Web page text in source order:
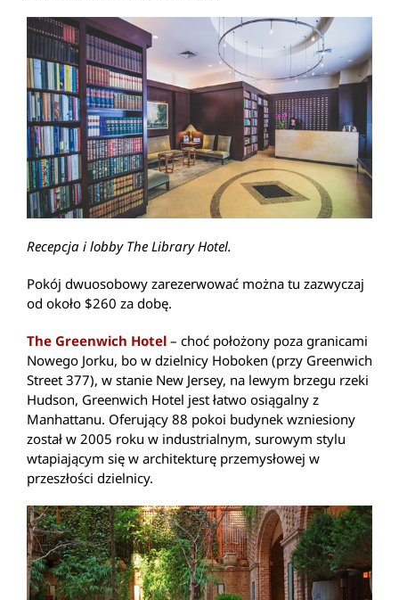
Recepcja i lobby The Library Hotel.
Pokój dwuosobowy zarezerwować można tu zazwyczaj
od około $260 za dobę.
The Greenwich Hotel – choć położony poza granicami
Nowego Jorku, bo w dzielnicy Hoboken (przy Greenwich
Street 377), w stanie New Jersey, na lewym brzegu rzeki
Hudson, Greenwich Hotel jest łatwo osiągalny z
Manhattanu. Oferujący 88 pokoi budynek wzniesiony
został w 2005 roku w industrialnym, surowym stylu
wtapiającym się w architekturę przemysłowej w
przeszłości dzielnicy.